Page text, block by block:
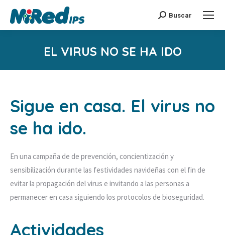
Buscar:Buscar
EL VIRUS NO SE HA IDO
Sigue en casa. El virus no
se ha ido.
En una campaña de de prevención, concientización y
sensibilización durante las festividades navideñas con el fin de
evitar la propagación del virus e invitando a las personas a
permanecer en casa siguiendo los protocolos de bioseguridad.
Actividades